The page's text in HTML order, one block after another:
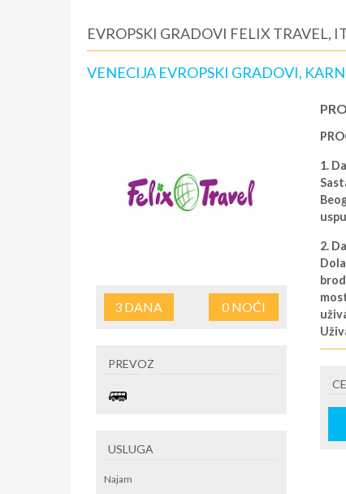
EVROPSKI GRADOVI FELIX TRAVEL,
VENECIJA EVROPSKI GRADOVI,
3 DANA 0NOĆI
PREVOZ
USLUGA
Najam
1.
2.
3.